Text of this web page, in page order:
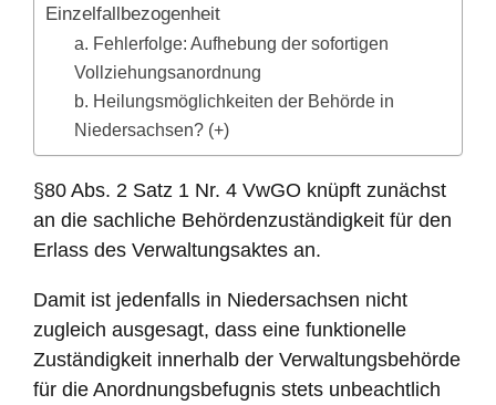
Einzelfallbezogenheit
a. Fehlerfolge: Aufhebung der sofortigen
Vollziehungsanordnung
b. Heilungsmöglichkeiten der Behörde in
Niedersachsen? (+)
§80 Abs. 2 Satz 1 Nr. 4 VwGO knüpft zunächst
an die sachliche Behördenzuständigkeit für den
Erlass des Verwaltungsaktes an.
Damit ist jedenfalls in Niedersachsen nicht
zugleich ausgesagt, dass eine funktionelle
Zuständigkeit innerhalb der Verwaltungsbehörde
für die Anordnungsbefugnis stets unbeachtlich